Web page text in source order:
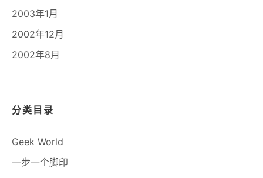
2003年1月
2002年12月
2002年8月
分类目录
Geek World
一步一个脚印